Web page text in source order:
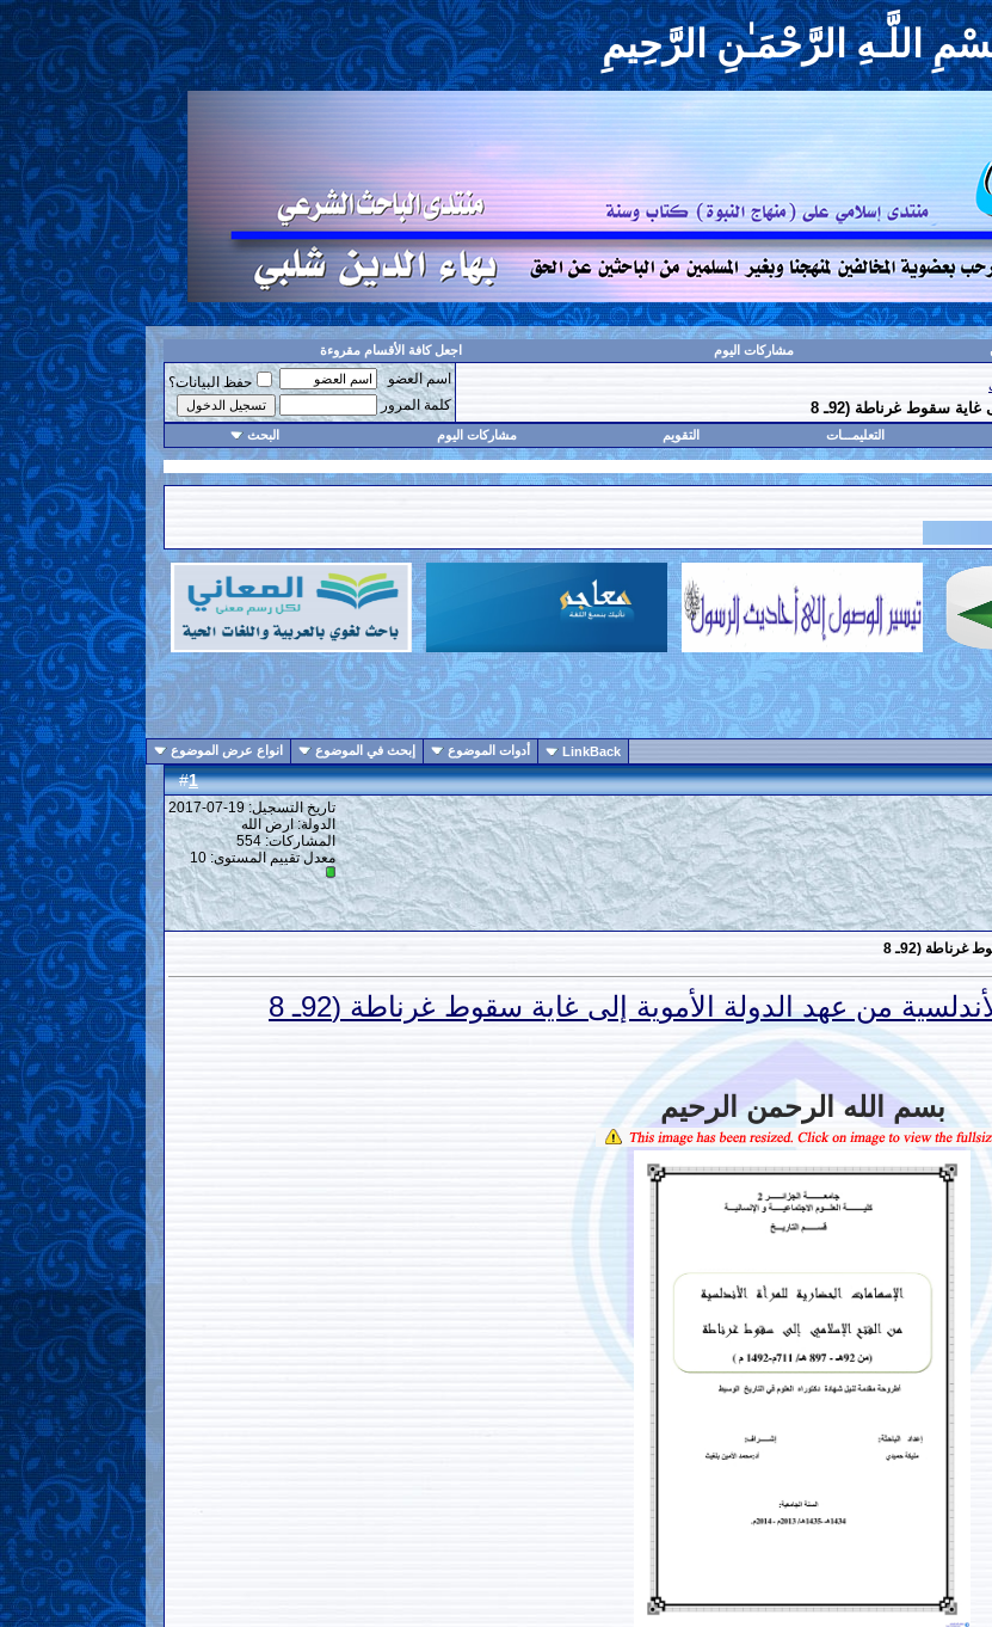
اللَّـهِ الرَّحْمَـٰنِ الرَّحِيمِ
مشاركات اليوم اجعل كافة الأقسام مقروءة
سقوط غرناطة (92ـ 8
اسم العضو
حفظ البيانات؟
كلمة المرور
التعليمـــات التقويم مشاركات اليوم البحث
LinkBack أدوات الموضوع إبحث في الموضوع انواع عرض الموضوع
#
1
تاريخ التسجيل: 19-07-2017
الدولة: ارض الله
المشاركات: 554
معدل تقييم المستوى: 10
(92ـ 8
من عهد الدولة الأموية إلى غاية سقوط غرناطة (92ـ 8
بسم الله الرحمن الرحيم